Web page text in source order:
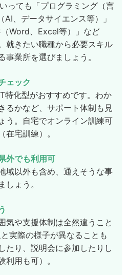
っても「プログラミング（言
、データサイエンス等）」
（Word、Excel等）」など
就きたい職種から必要スキル
事業所を選びましょう。
ェック
特化型がおすすめです。わか
るかなど、サポート体制も見
う。自宅でオンライン訓練可
在宅訓練）。
外でも利用可
域以外も含め、通えそうな事
しょう。
気や支援体制は全然違うこと
実際の様子が異なることも
たり、説明会に参加したりし
利用も可）。